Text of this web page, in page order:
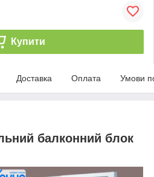
Купити
Доставка Оплата Умови
балконний блок